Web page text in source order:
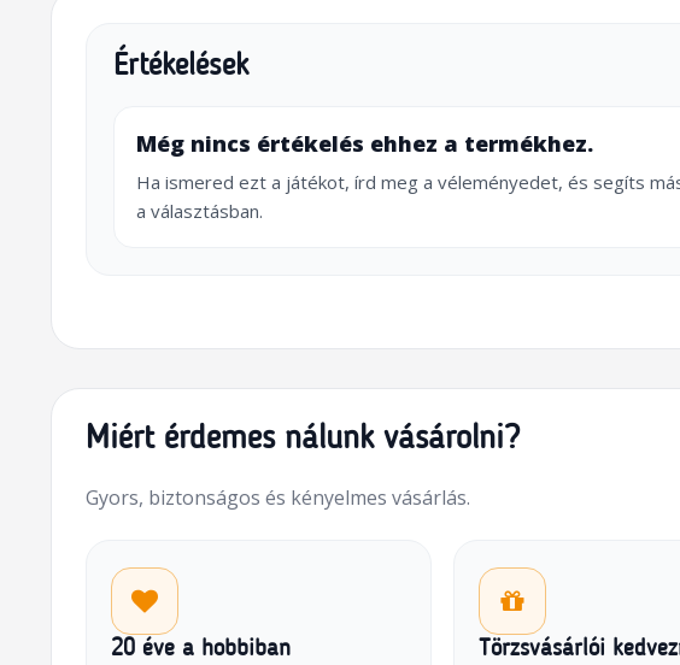
Értékelések
Még nincs értékelés ehhez a termékhez.
Ha ismered ezt a játékot, írd meg a véleményedet, és segíts
a választásban.
Miért érdemes nálunk vásárolni?
Gyors, biztonságos és kényelmes vásárlás.
20 éve a hobbiban
Törzsvásárlói